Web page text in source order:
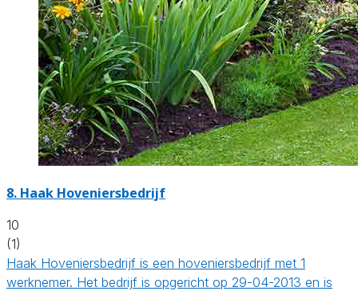
8. Haak Hoveniersbedrijf
10
(1)
Haak Hoveniersbedrijf is een hoveniersbedrijf met 1
werknemer. Het bedrijf is opgericht op 29-04-2013 en is